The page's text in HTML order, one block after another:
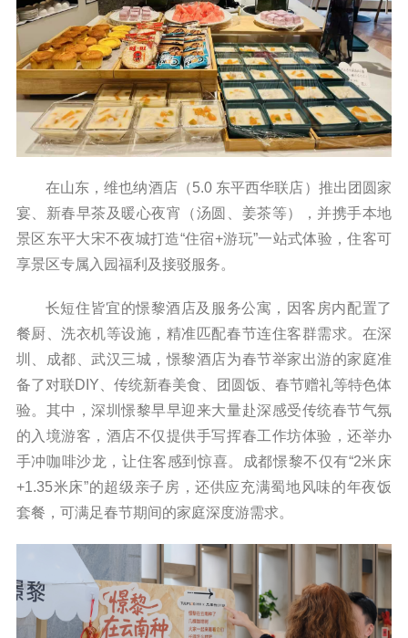
在山东，维也纳酒店（5.0 东平西华联店）推出团圆家
宴、新春早茶及暖心夜宵（汤圆、姜茶等），并携手本地
景区东平大宋不夜城打造“住宿+游玩”一站式体验，住客可
享景区专属入园福利及接驳服务。
长短住皆宜的憬黎酒店及服务公寓，因客房内配置了
餐厨、洗衣机等设施，精准匹配春节连住客群需求。在深
圳、成都、武汉三城，憬黎酒店为春节举家出游的家庭准
备了对联DIY、传统新春美食、团圆饭、春节赠礼等特色体
验。其中，深圳憬黎早早迎来大量赴深感受传统春节气氛
的入境游客，酒店不仅提供手写挥春工作坊体验，还举办
手冲咖啡沙龙，让住客感到惊喜。成都憬黎不仅有“2米床
+1.35米床”的超级亲子房，还供应充满蜀地风味的年夜饭
套餐，可满足春节期间的家庭深度游需求。